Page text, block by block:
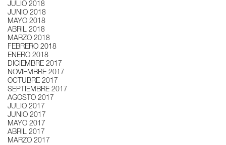
JULIO 2018
JUNIO 2018
MAYO 2018
ABRIL 2018
MARZO 2018
FEBRERO 2018
ENERO 2018
DICIEMBRE 2017
NOVIEMBRE 2017
OCTUBRE 2017
SEPTIEMBRE 2017
AGOSTO 2017
JULIO 2017
JUNIO 2017
MAYO 2017
ABRIL 2017
MARZO 2017